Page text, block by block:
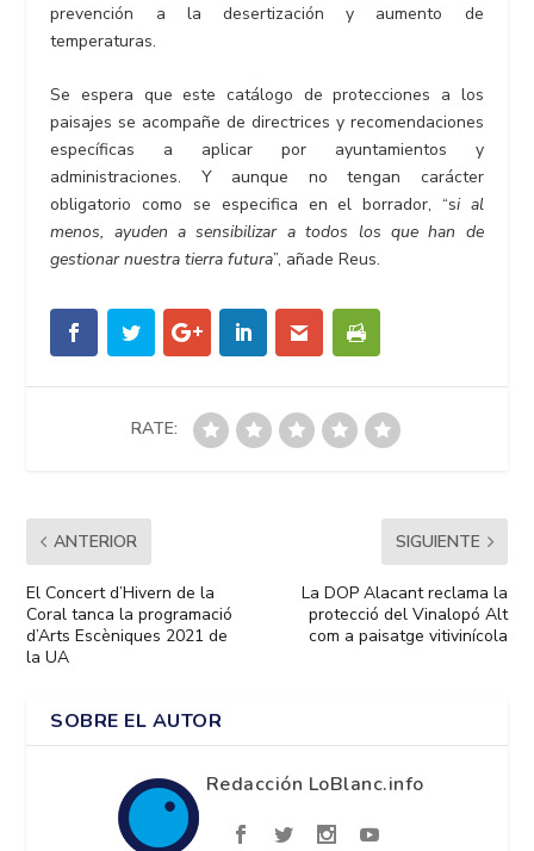
prevención a la desertización y aumento de
temperaturas.
Se espera que este catálogo de protecciones a los
paisajes se acompañe de directrices y recomendaciones
específicas a aplicar por ayuntamientos y
administraciones. Y aunque no tengan carácter
obligatorio como se especifica en el borrador, “si al
menos, ayuden a sensibilizar a todos los que han de
gestionar nuestra tierra futura”, añade Reus.
RATE:
ANTERIOR
El Concert d’Hivern de la
Coral tanca la programació
d’Arts Escèniques 2021 de
la UA
SIGUIENTE
La DOP Alacant reclama la
protecció del Vinalopó Alt
com a paisatge vitivinícola
SOBRE EL AUTOR
Redacción LoBlanc.info